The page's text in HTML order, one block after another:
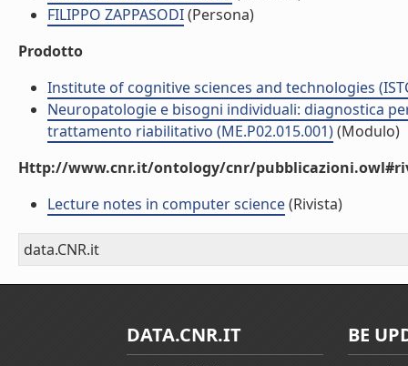
FILIPPO ZAPPASODI(Persona)
Prodotto
Institute of cognitive sciences and technologies
Neuropatologie e bisogni individuali: diagnostica
trattamento riabilitativo (ME.P02.015.001)(Modulo)
Http://www.cnr.it/ontology/cnr/
Lecture notes in computer science(Rivista)
data.CNR.it
DATA.CNR.IT BE